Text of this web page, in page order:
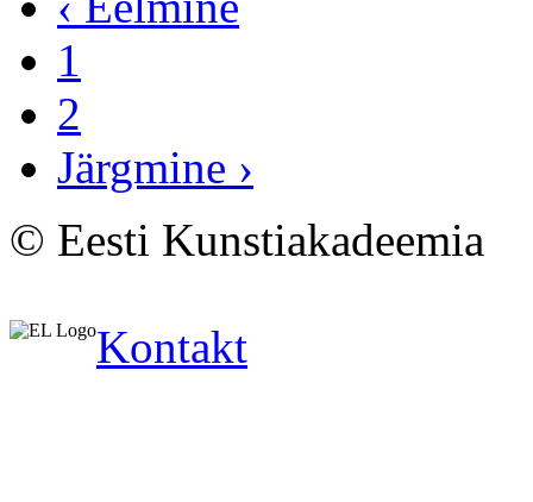
1
2
Järgmine ›
© Eesti Kunstiakadeemia
Kontakt